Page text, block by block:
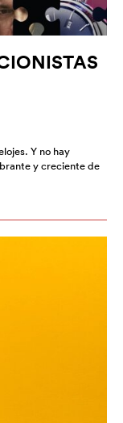
Y no hay
y creciente de